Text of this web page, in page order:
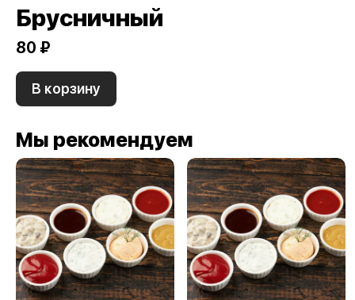
Брусничный
80 ₽
В корзину
Мы рекомендуем